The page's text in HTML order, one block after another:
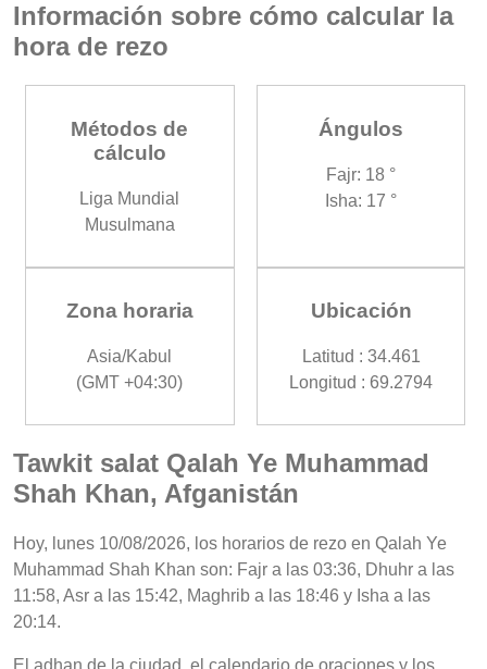
Información sobre cómo calcular la
hora de rezo
Métodos de
cálculo
Liga Mundial
Musulmana
Ángulos
Fajr: 18 °
Isha: 17 °
Zona horaria
Asia/Kabul
(GMT +04:30)
Ubicación
Latitud : 34.461
Longitud : 69.2794
Tawkit salat Qalah Ye Muhammad
Shah Khan, Afganistán
Hoy, lunes 10/08/2026, los horarios de rezo en Qalah Ye
Muhammad Shah Khan son: Fajr a las 03:36, Dhuhr a las
11:58, Asr a las 15:42, Maghrib a las 18:46 y Isha a las
20:14.
El adhan de la ciudad, el calendario de oraciones y los